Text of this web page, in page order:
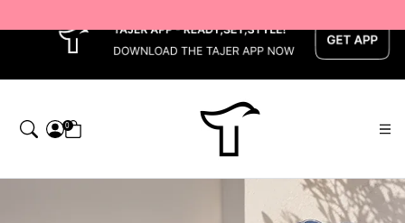
0
تاجر — Home page default h1 desc